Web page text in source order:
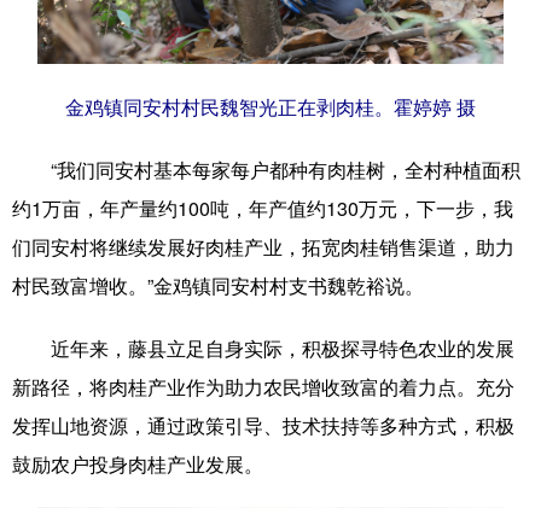
地方频道
天津
浙江 安徽 江西
山东 河南 湖北 湖南
广东 广西 海南
四川 贵州 云南 西藏
陕西 甘肃 青海 宁夏
金鸡镇同安村村民魏智光正在剥肉桂。霍婷婷 摄
“我们同安村基本每家每户都种有肉桂树，全村种植面积
约1万亩，年产量约100吨，年产值约130万元，下一步，我
们同安村将继续发展好肉桂产业，拓宽肉桂销售渠道，助力
村民致富增收。”金鸡镇同安村村支书魏乾裕说。
近年来，藤县立足自身实际，积极探寻特色农业的发展
新路径，将肉桂产业作为助力农民增收致富的着力点。充分
发挥山地资源，通过政策引导、技术扶持等多种方式，积极
鼓励农户投身肉桂产业发展。